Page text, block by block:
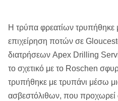
Η τρύπα φρεατίων τρυπήθηκε
επιχείρηση ποτών σε
διατρήσεων Apex Drilling
το σχετικό με το Roschen
τρυπήθηκε με τρυπάνι μέσω
ασβεστόλιθων, που προχωρεί